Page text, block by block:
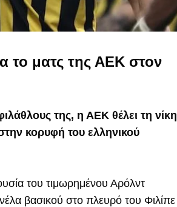
το ματς της ΑΕΚ στον
της, η ΑΕΚ θέλει τη νίκη
κορυφή του ελληνικού
του τιμωρημένου Αρόλντ
βασικού στο πλευρό του Φιλίπε